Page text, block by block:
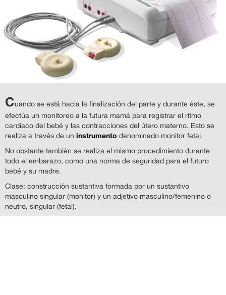
Cuando se está hacia la finalización del parte y durante éste, se
efectúa un monitoreo a la futura mamá para registrar el ritmo
cardíaco del bebé y las contracciones del útero materno. Esto se
realiza a través de un instrumento denominado monitor fetal.
No obstante también se realiza el mismo procedimiento durante
todo el embarazo, como una norma de seguridad para el futuro
bebé y su madre.
Clase: construcción sustantiva formada por un sustantivo
masculino singular (monitor) y un adjetivo masculino/femenino o
neutro, singular (fetal).